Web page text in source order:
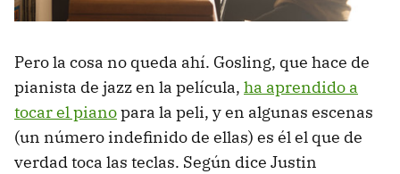
Pero la cosa no queda ahí. Gosling, que hace de
pianista de jazz en la película, ha aprendido a
tocar el pianopara la peli, y en algunas escenas
(un número indefinido de ellas) es él el que de
verdad toca las teclas. Según dice Justin